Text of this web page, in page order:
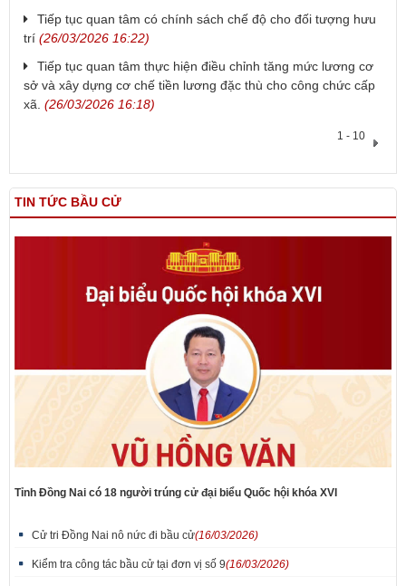
Tiếp tục quan tâm có chính sách chế độ cho đối tượng hưu
trí (26/03/2026 16:22)
Tiếp tục quan tâm thực hiện điều chỉnh tăng mức lương cơ
sở và xây dựng cơ chế tiền lương đặc thù cho công chức cấp
xã. (26/03/2026 16:18)
1 - 10
TIN TỨC BẦU CỬ
Tỉnh Đồng Nai có 18 người trúng cử đại biểu Quốc hội khóa XVI
Cử tri Đồng Nai nô nức đi bầu cử(16/03/2026)
Kiểm tra công tác bầu cử tại đơn vị số 9(16/03/2026)